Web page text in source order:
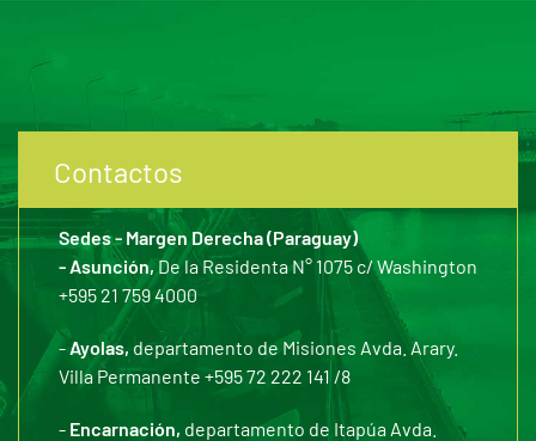
Contactos
Sedes - Margen Derecha (Paraguay)
- Asunción,De la Residenta N° 1075 c/ Washington
+595 21 759 4000
- Ayolas, departamento de Misiones Avda. Arary.
Villa Permanente +595 72 222 141 /8
- Encarnación, departamento de Itapúa Avda.